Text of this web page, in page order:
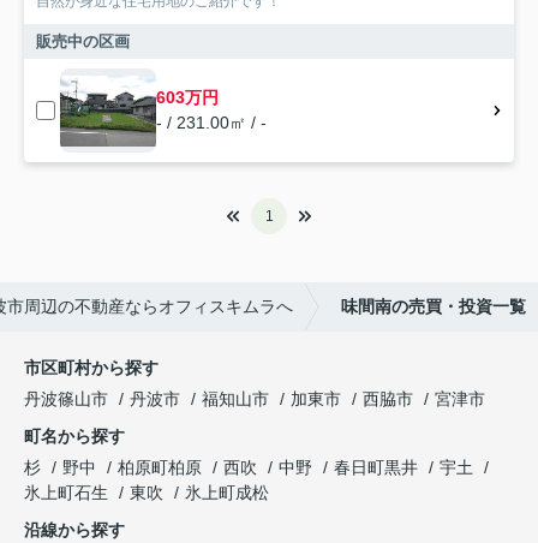
販売中の区画
603万円
- / 231.00㎡ / -
1
市周辺の不動産ならオフィスキムラへ 味間南の売買・投資一覧
市区町村から探す
丹波篠山市
丹波市 福知山市 加東市 西脇市
宮津市
町名から探す
杉
野中 柏原町柏原 西吹 中野 春日町黒井
宇土
氷上町石生
東吹
氷上町成松
沿線から探す